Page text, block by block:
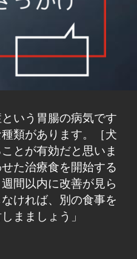
いう胃腸の病気です
類があります。［犬
とが有効だと思いま
た治療食を開始する
間以内に改善が見ら
ければ、別の食事を
まましょう」